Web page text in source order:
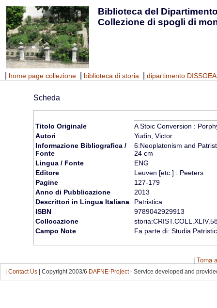
Biblioteca del
Collezione di spogli di
home page collezione biblioteca di storia dipartimento DISSGEA
Scheda
Titolo Originale
A Stoic Conversion :
Autori
Yudin, Victor
Informazione Bibliografica /
Fonte
6:Neoplatonism and
24 cm
Lingua / Fonte
ENG
Editore
Leuven [etc.] : Peeters
Pagine
127-179
Anno di Pubblicazione
2013
Descrittori in Lingua Italiana
Patristica
ISBN
9789042929913
Collocazione
Campo Note
Fa parte di: Studia
Torna
Contact Us | Copyright 2003/6 DAFNE-Project- Service developed and